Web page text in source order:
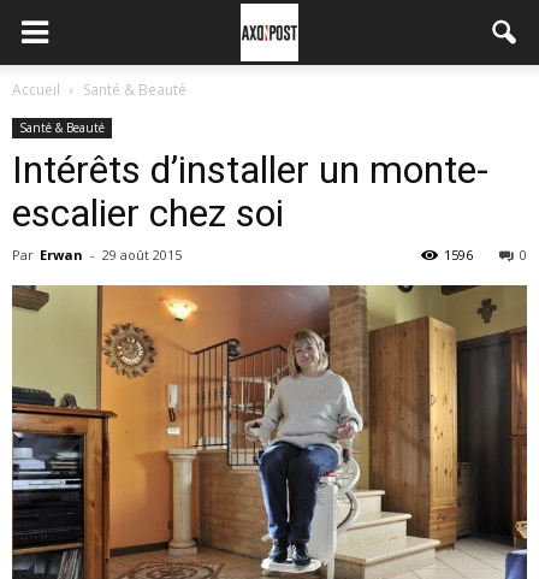
Accueil Santé & Beauté
Santé & Beauté
Intérêts d’installer un monte-
escalier chez soi
Par Erwan - 29 août 2015 0
1596